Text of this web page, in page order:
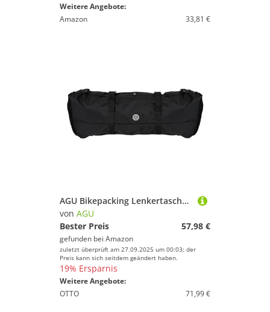
Weitere Angebote:
Amazon
33,81 €
AGU Bikepacking Lenkertasche Fahrrad, 17L Fahrradtasche Lenker, Wasserabweisend, Reflektierend, Einfache Montage, 100% Recyceltes Polyester - Schwarz
von AGU
Bester Preis
57,98 €
gefunden bei Amazon
zuletzt überprüft am 27.09.2025 um 00:03; der
Preis kann sich seitdem geändert haben.
19% Ersparnis
Weitere Angebote:
OTTO
71,99 €